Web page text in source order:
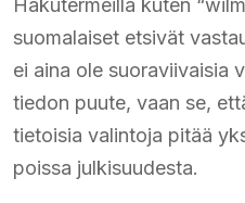
Hakutermeillä kuten
suomalaiset etsivät
ei aina ole suoraviivaisia
tiedon puute, vaan se,
tietoisia valintoja pitää
poissa julkisuudesta.